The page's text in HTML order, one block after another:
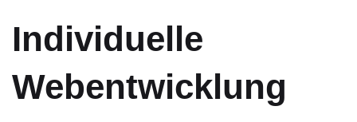
Individuelle
Webentwicklung